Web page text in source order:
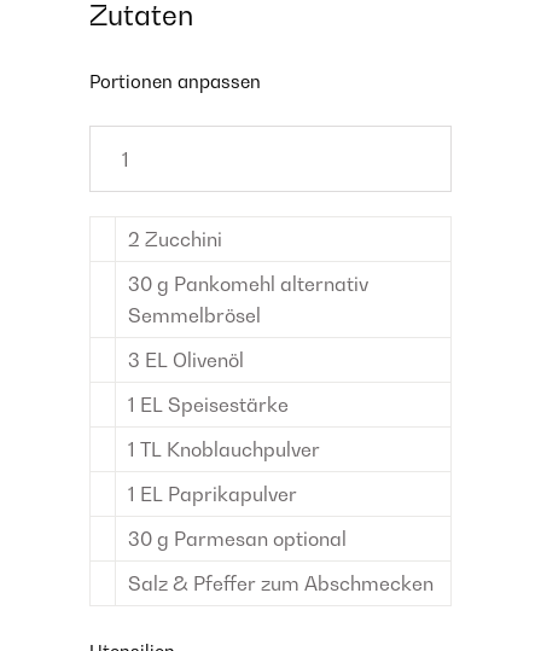
Zutaten
Portionen anpassen
2 Zucchini
30 g Pankomehl alternativ
Semmelbrösel
3 EL Olivenöl
1 EL Speisestärke
1 TL Knoblauchpulver
1 EL Paprikapulver
30 g Parmesan optional
Salz & Pfeffer zum Abschmecken